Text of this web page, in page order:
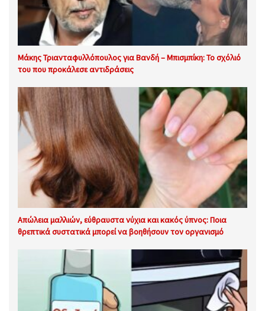
Μάκης Τριανταφυλλόπουλος για Βανδή – Μπισμπίκη: Το σχόλιό
του που προκάλεσε αντιδράσεις
Απώλεια μαλλιών, εύθραυστα νύχια και κακός ύπνος: Ποια
θρεπτικά συστατικά μπορεί να βοηθήσουν τον οργανισμό